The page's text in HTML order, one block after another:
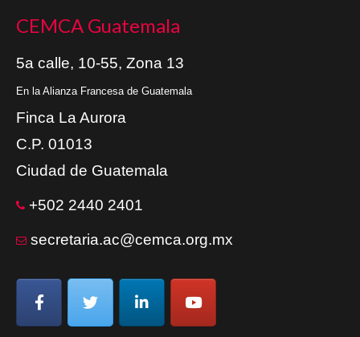
CEMCA Guatemala
5a calle, 10-55, Zona 13
En la Alianza Francesa de Guatemala
Finca La Aurora
C.P. 01013
Ciudad de Guatemala
+502 2440 2401
secretaria.ac@cemca.org.mx